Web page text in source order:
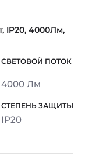
IP20, 4000Лм,
4000 Лм
IP20